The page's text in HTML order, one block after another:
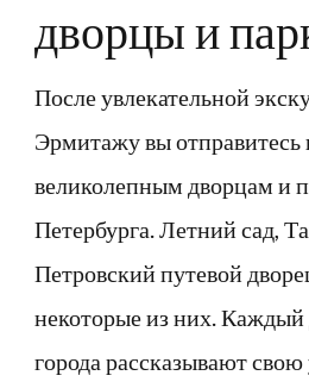
дворцы и
После увлекательной
Эрмитажу вы отправитесь
великолепным дворцам и
Петербурга. Летний сад,
Петровский путевой
некоторые из них. Каждый
города рассказывают